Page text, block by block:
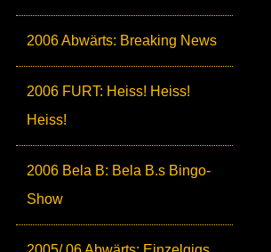
2006 Abwärts: Breaking News
2006 FURT: Heiss! Heiss!
Heiss!
2006 Bela B: Bela B.s Bingo-
Show